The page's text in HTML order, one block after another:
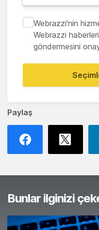
Paylaş
Webrazzi'nin
Webrazzi
göndermesini
Bunlar ilginizi